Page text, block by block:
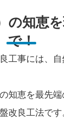
の知恵
で！
工事には、
知恵を最先
改良工法です